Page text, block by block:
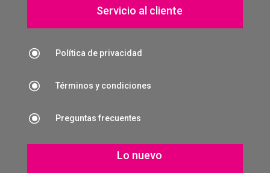
Servicio al cliente
\ Política de privacidad
\ Términos y condiciones
\ Preguntas frecuentes
Lo nuevo